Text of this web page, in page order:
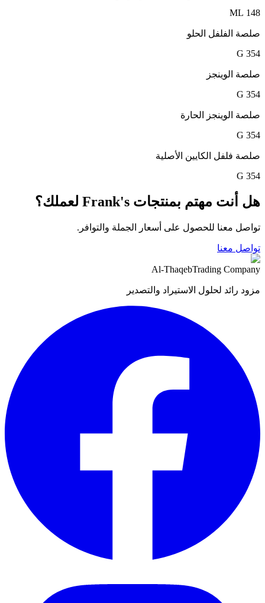
148 ML
صلصة الفلفل الحلو
354 G
صلصة الوينجز
354 G
صلصة الوينجز الحارة
354 G
صلصة فلفل الكايين الأصلية
354 G
هل أنت مهتم بمنتجات Frank's لعملك؟
تواصل معنا للحصول على أسعار الجملة والتوافر.
تواصل معنا
Al-ThaqebTrading Company
مزود رائد لحلول الاستيراد والتصدير